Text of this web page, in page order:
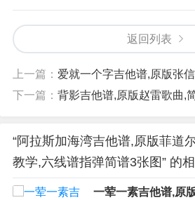
返回列表
上一篇： 爱就一个字吉他谱,原版张信哲歌曲,简单G调
下一篇： 背影吉他谱,原版赵雷歌曲,简单D调弹
“阿拉斯加海湾吉他谱,原版菲道
教学,六线谱指弹简谱3张图” 的
一荤一素吉他谱,原